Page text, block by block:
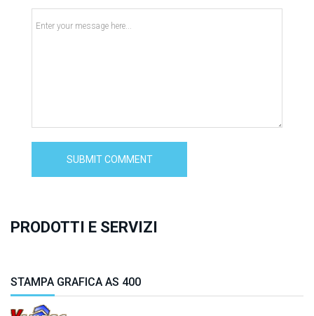
PRODOTTI E SERVIZI
STAMPA GRAFICA AS 400